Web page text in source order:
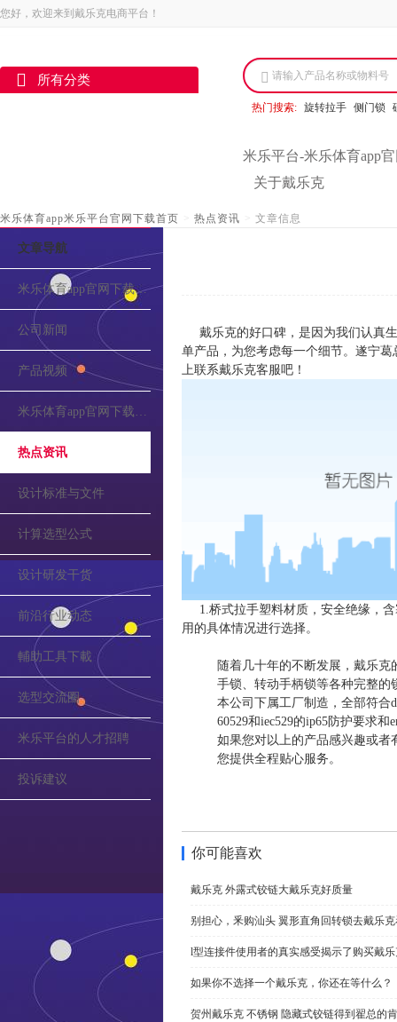
您好，欢迎来到戴乐克电商平台！
所有分类 请输入产品名称或物料号
热门搜索: 旋转拉手 侧门锁
米乐平台-米乐体育app
关于戴乐克
米乐体育app米乐平台官网下载首页 > 热点资讯 > 文章信息
文章导航
米乐体育app官网下载的介绍
公司新闻
产品视频
米乐体育app官网下载的公告
热点资讯
设计标准与文件
计算选型公式
设计研发干货
前沿行业动态
輔助工具下載
选型交流圈
米乐平台的人才招聘
投诉建议
戴乐克的好口碑，是因为我们认真
单产品，为您考虑每一个细节。遂宁
上联系戴乐克客服吧！
1.桥式拉手塑料材质，安全绝缘，
用的具体情况进行选择。
随着几十年的不断发展，戴乐
手锁、转动手柄锁等各种完整的
本公司下属工厂制造，全部符合
60529和iec529的ip65防护要求和
如果您对以上的产品感兴趣或者
您提供全程贴心服务。
你可能喜欢
戴乐克 外露式铰链大戴乐克好质量
别担心，釆购汕头 翼形直角回转锁去戴乐
l型连接件使用者的真实感受揭示了购买戴
如果你不选择一个戴乐克，你还在等什么？
贺州戴乐克 不锈钢 隐藏式铰链得到翟总的